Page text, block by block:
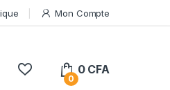
Mon Compte
0
0 CFA